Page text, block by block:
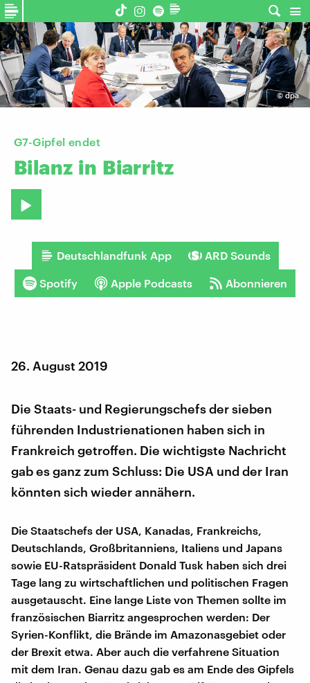
© dpa
G7-Gipfel endet
Bilanz in Biarritz
Deutschlandfunk App ARD Sounds
Spotify Apple Podcasts Abonnieren
26. August 2019
Die Staats- und Regierungschefs der sieben
führenden Industrienationen haben sich in
Frankreich getroffen. Die wichtigste Nachricht
gab es ganz zum Schluss: Die USA und der Iran
könnten sich wieder annähern.
Die Staatschefs der USA, Kanadas, Frankreichs,
Deutschlands, Großbritanniens, Italiens und Japans
sowie EU-Ratspräsident Donald Tusk haben sich drei
Tage lang zu wirtschaftlichen und politischen Fragen
ausgetauscht. Eine lange Liste von Themen sollte im
französischen Biarritz angesprochen werden: Der
Syrien-Konflikt, die Brände im Amazonasgebiet oder
der Brexit etwa. Aber auch die verfahrene Situation
mit dem Iran. Genau dazu gab es am Ende des Gipfels